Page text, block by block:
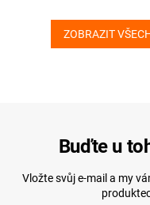
ZOBRAZIT
Buďte u
Vložte svůj e-mail a my